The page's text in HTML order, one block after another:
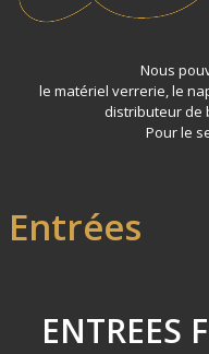
Nous
le matériel verrerie, le
distributeur de
Pour le
Entrées
ENTREES